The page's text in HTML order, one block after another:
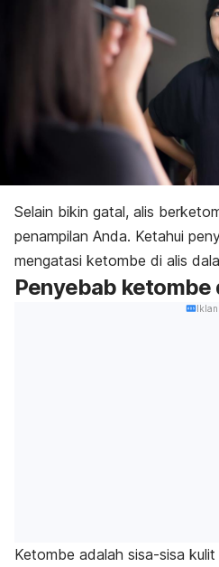
Selain bikin gatal, alis
penampilan Anda. Ketahui
mengatasi ketombe di alis
Penyebab ketombe
Iklan
Ketombe adalah sisa-sisa